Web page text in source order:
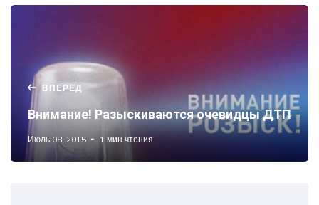
ВПЕРЕД
Внимание! Разыскиваются очевидцы ДТП
Июль 08, 2015 1 мин чтения